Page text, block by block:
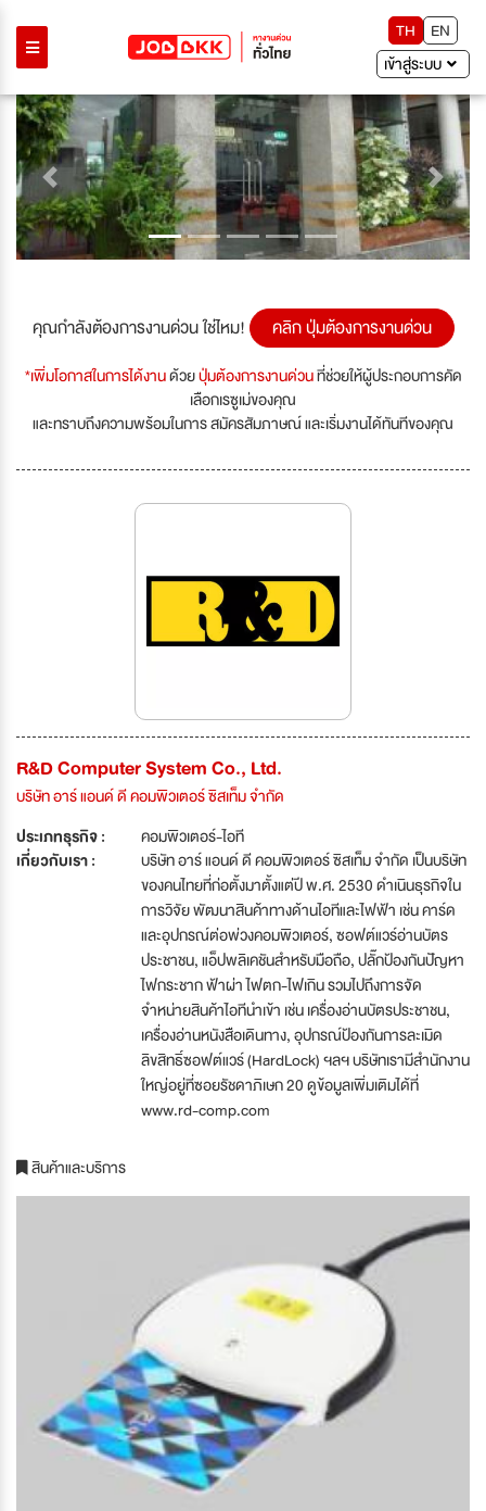
TH
EN
เข้าสู่ระบบ
Previous Next
คุณกำลังต้องการงานด่วน ใช่ไหม! คลิก ปุ่มต้องการงานด่วน
*เพิ่มโอกาสในการได้งานด้วยปุ่มต้องการงานด่วนที่ช่วยให้ผู้ประกอบการคัด
เลือกเรซูเม่ของคุณ
และทราบถึงความพร้อมในการ สมัครสัมภาษณ์ และเริ่มงานได้ทันทีของคุณ
R&D Computer System Co., Ltd.
บริษัท อาร์ แอนด์ ดี คอมพิวเตอร์ ซิสเท็ม จำกัด
ประเภทธุรกิจ :
คอมพิวเตอร์-ไอที
เกี่ยวกับเรา :
บริษัท อาร์ แอนด์ ดี คอมพิวเตอร์ ซิสเท็ม จำกัด เป็นบริษัท
ของคนไทยที่ก่อตั้งมาตั้งแต่ปี พ.ศ. 2530 ดำเนินธุรกิจใน
การวิจัย พัฒนาสินค้าทางด้านไอทีและไฟฟ้า เช่น คาร์ด
และอุปกรณ์ต่อพ่วงคอมพิวเตอร์, ซอฟต์แวร์อ่านบัตร
ประชาชน, แอ็ปพลิเคชันสำหรับมือถือ, ปลั๊กป้องกันปัญหา
ไฟกระชาก ฟ้าผ่า ไฟตก-ไฟเกิน รวมไปถึงการจัด
จำหน่ายสินค้าไอทีนำเข้า เช่น เครื่องอ่านบัตรประชาชน,
เครื่องอ่านหนังสือเดินทาง, อุปกรณ์ป้องกันการละเมิด
ลิขสิทธิ์ซอฟต์แวร์ (HardLock) ฯลฯ บริษัทเรามีสำนักงาน
ใหญ่อยู่ที่ซอยรัชดาภิเษก 20 ดูข้อมูลเพิ่มเติมได้ที่
www.rd-comp.com
สินค้าและบริการ